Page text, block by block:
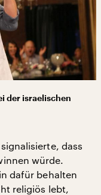
der israelischen
dass
würde.
dafür behalten
religiös lebt,